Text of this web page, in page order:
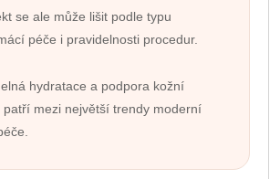
se ale může lišit podle typu
péče i pravidelnosti procedur.
hydratace a podpora kožní
patří mezi největší trendy moderní